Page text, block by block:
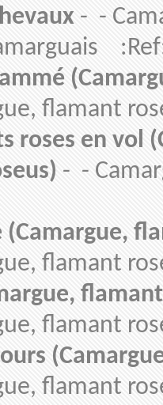
- -
flamant
roses en vol
- -
flamant
flamant
flamant